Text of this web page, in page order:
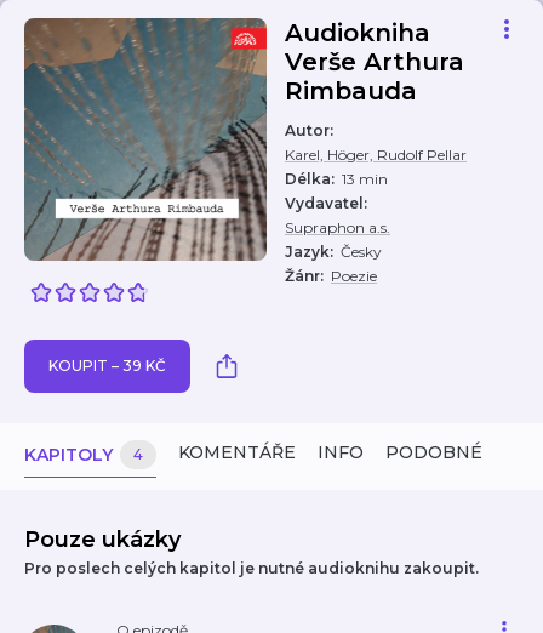
Audiokniha
Verše Arthura
Rimbauda
Autor:
Karel, Höger, Rudolf Pellar
Délka: 13 min
Vydavatel :
Supraphon a.s.
Jazyk: Česky
Žánr: Poezie
KOUPIT – 39 KČ
KAPITOLY 4 KOMENTÁŘE INFO PODOBNÉ
Pouze ukázky
Pro poslech celých kapitol je nutné audioknihu zakoupit.